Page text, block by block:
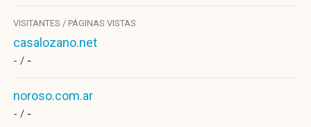
VISITANTES / PÁGINAS VISTAS
casalozano.net
- / -
noroso.com.ar
- / -